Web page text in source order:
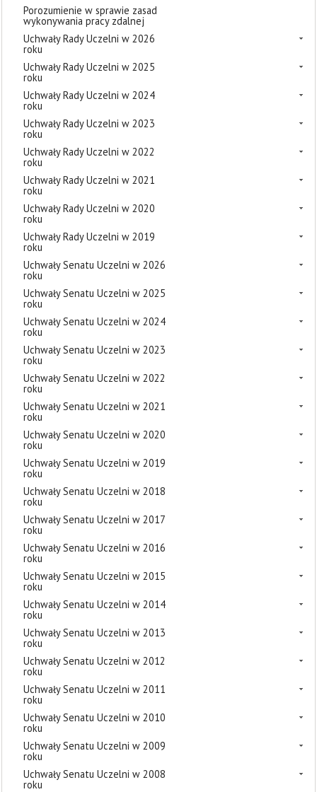
Porozumienie w sprawie zasad
wykonywania pracy zdalnej
Uchwały Rady Uczelni w 2026
roku
Uchwały Rady Uczelni w 2025
roku
Uchwały Rady Uczelni w 2024
roku
Uchwały Rady Uczelni w 2023
roku
Uchwały Rady Uczelni w 2022
roku
Uchwały Rady Uczelni w 2021
roku
Uchwały Rady Uczelni w 2020
roku
Uchwały Rady Uczelni w 2019
roku
Uchwały Senatu Uczelni w 2026
roku
Uchwały Senatu Uczelni w 2025
roku
Uchwały Senatu Uczelni w 2024
roku
Uchwały Senatu Uczelni w 2023
roku
Uchwały Senatu Uczelni w 2022
roku
Uchwały Senatu Uczelni w 2021
roku
Uchwały Senatu Uczelni w 2020
roku
Uchwały Senatu Uczelni w 2019
roku
Uchwały Senatu Uczelni w 2018
roku
Uchwały Senatu Uczelni w 2017
roku
Uchwały Senatu Uczelni w 2016
roku
Uchwały Senatu Uczelni w 2015
roku
Uchwały Senatu Uczelni w 2014
roku
Uchwały Senatu Uczelni w 2013
roku
Uchwały Senatu Uczelni w 2012
roku
Uchwały Senatu Uczelni w 2011
roku
Uchwały Senatu Uczelni w 2010
roku
Uchwały Senatu Uczelni w 2009
roku
Uchwały Senatu Uczelni w 2008
roku